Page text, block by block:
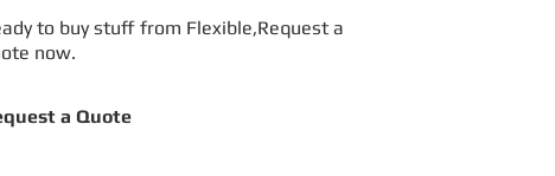
to buy stuff from Flexible,Request a
now.
a Quote